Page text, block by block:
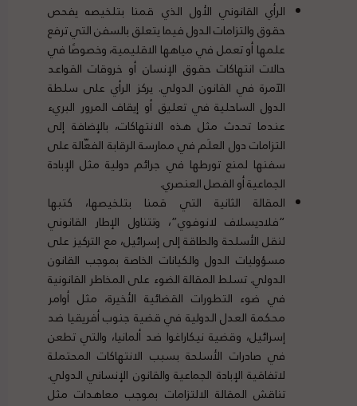
الرأي القانوني الأول الذي قمنا بتلخيصه يفحص
حقوق والتزامات الدول فيما يتعلق بالسفن التي ترفع
علمها أو تعمل في مياهها الاقليمية، وخصوصًا في
حالات انتهاكات حقوق الإنسان أو خروقات القواعد
الآمرة في القانون الدولي. يركز الرأي على سلطة
الدول الساحلية في تعليق أو إيقاف المرور البريء
عندما تحدث مثل هذه الانتهاكات، بالإضافة إلى
التزامات دول العلَم في ممارسة الرقابة الفعّالة على
سفنها لمنع تورطها في جرائم دولية مثل الإبادة
الجماعية أو الفصل العنصري.
المقالة الثانية التي قمنا بتلخيصها، كتبها
“فلاديسلاف لانوفوي”، وتتناول الإطار القانوني
لنقل الأسلحة والطاقة إلى إسرائيل، مع التركيز على
مسؤوليات الدول والكيانات الخاصة بموجب القانون
الدولي. تسلط المقالة الضوء على المخاطر القانونية
في ضوء التطورات القضائية الأخيرة، مثل أوامر
محكمة العدل الدولية في قضية جنوب أفريقيا ضد
إسرائيل، وقضية نيكاراغوا ضد ألمانيا، والتي تطعن
في صادرات الأسلحة بسبب الانتهاكات المحتملة
لاتفاقية الإبادة الجماعية والقانون الإنساني الدولي.
تناقش المقالة الالتزامات بموجب معاهدات مثل